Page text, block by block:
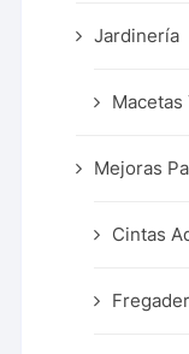
Jardinería
Macetas
Mejoras
Cintas